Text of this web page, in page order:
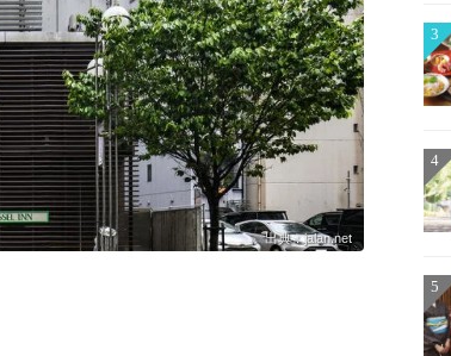
出典：jalan.net
3
4
5